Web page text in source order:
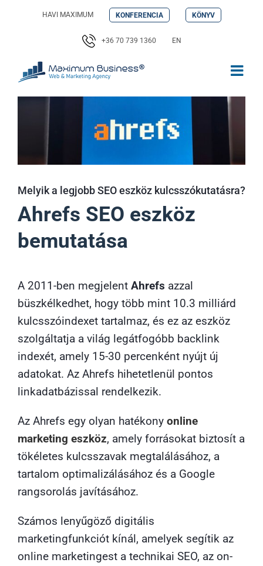
HAVI MAXIMUM KONFERENCIA KÖNYV
+36 70 739 1360 EN
Melyik a legjobb SEO eszköz kulcsszókutatásra?
Ahrefs SEO eszköz
bemutatása
A 2011-ben megjelent Ahrefs azzal
büszkélkedhet, hogy több mint 10.3 milliárd
kulcsszóindexet tartalmaz, és ez az eszköz
szolgáltatja a világ legátfogóbb backlink
indexét, amely 15-30 percenként nyújt új
adatokat. Az Ahrefs hihetetlenül pontos
linkadatbázissal rendelkezik.
Az Ahrefs egy olyan hatékony online
marketing eszköz, amely forrásokat biztosít a
tökéletes kulcsszavak megtalálásához, a
tartalom optimalizálásához és a Google
rangsorolás javításához.
Számos lenyűgöző digitális
marketingfunkciót kínál, amelyek segítik az
online marketingest a technikai SEO, az on-